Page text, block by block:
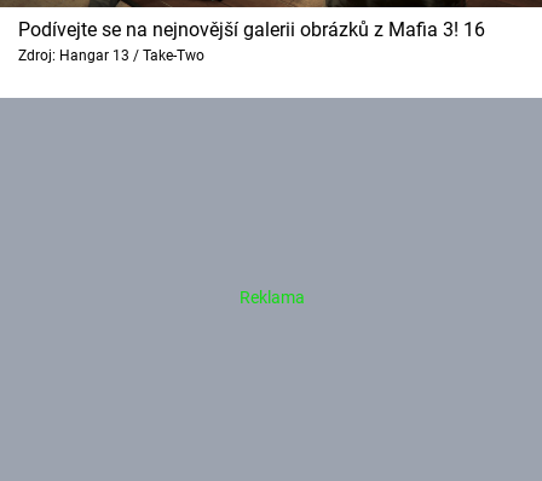
Podívejte se na nejnovější galerii obrázků z Mafia 3! 16
Zdroj: Hangar 13 / Take-Two